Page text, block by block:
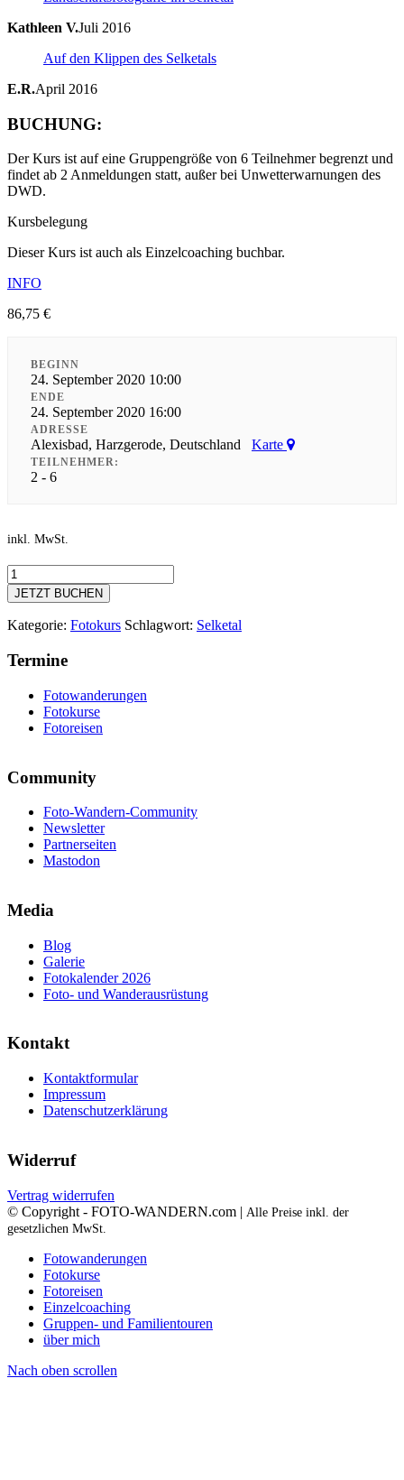
Kathleen V.Juli 2016
Auf den Klippen des Selketals
E.R.April 2016
BUCHUNG:
Der Kurs ist auf eine Gruppengröße von 6 Teilnehmer begrenzt und
findet ab 2 Anmeldungen statt, außer bei Unwetterwarnungen des
DWD.
Kursbelegung
Dieser Kurs ist auch als Einzelcoaching buchbar.
INFO
86,75 €
BEGINN
24. September 2020 10:00
ENDE
24. September 2020 16:00
ADRESSE
Alexisbad, Harzgerode, Deutschland Karte
TEILNEHMER:
2 - 6
inkl. MwSt.
Fotokurs
auf
den
Klippen
Selketals
im
Menge
JETZT BUCHEN
Kategorie: Fotokurs Schlagwort: Selketal
Termine
Fotowanderungen
Fotokurse
Fotoreisen
Community
Foto-Wandern-Community
Newsletter
Partnerseiten
Mastodon
Media
Blog
Galerie
Fotokalender 2026
Foto- und Wanderausrüstung
Kontakt
Kontaktformular
Impressum
Datenschutzerklärung
Widerruf
Vertrag widerrufen
© Copyright - FOTO-WANDERN.com | Alle Preise inkl. der
gesetzlichen MwSt.
Fotowanderungen
Fotokurse
Fotoreisen
Einzelcoaching
Gruppen- und Familientouren
über mich
Nach oben scrollen